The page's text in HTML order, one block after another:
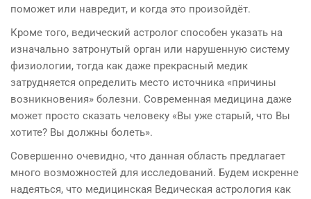
поможет или навредит, и когда это произойдёт.
Кроме того, ведический астролог способен указать на
изначально затронутый орган или нарушенную систему
физиологии, тогда как даже прекрасный медик
затрудняется определить место источника «причины
возникновения» болезни. Современная медицина даже
может просто сказать человеку «Вы уже старый, что Вы
хотите? Вы должны болеть».
Совершенно очевидно, что данная область предлагает
много возможностей для исследований. Будем искренне
надеяться, что медицинская Ведическая астрология как